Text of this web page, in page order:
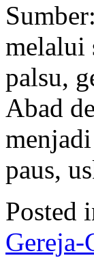
melalui
palsu,
Abad
paus,
Posted
Gereja-